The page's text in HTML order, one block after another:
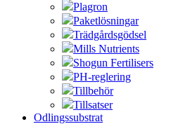
Plagron
Paketlösningar
Trädgårdsgödsel
Mills Nutrients
Shogun Fertilisers
PH-reglering
Tillbehör
Tillsatser
Odlingssubstrat